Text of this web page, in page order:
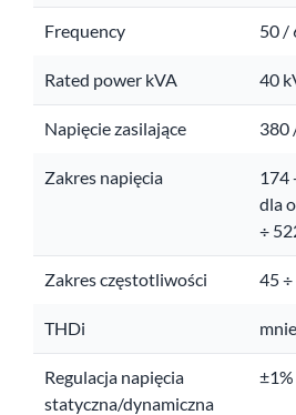
Frequency 50 /
Rated power kVA 40
Napięcie zasilające 380
Zakres napięcia
174
dla
÷
Zakres częstotliwości 45 ÷
THDi
Regulacja napięcia
statyczna/dynamiczna